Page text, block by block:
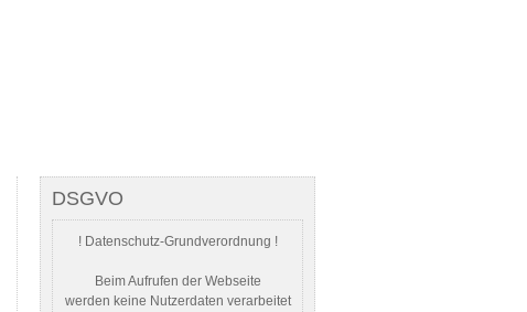
DSGVO
! Datenschutz-Grundverordnung !
Beim Aufrufen der Webseite
werden keine Nutzerdaten verarbeitet